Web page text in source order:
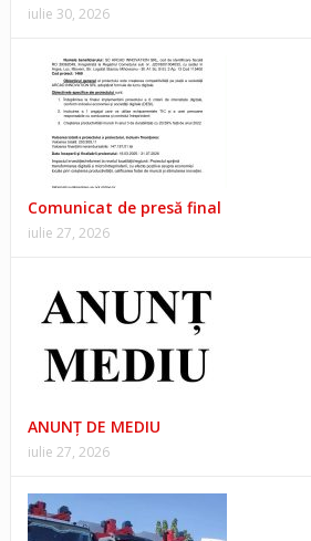
iulie 30, 2026
Comunicat de presă final
iulie 27, 2026
ANUNŢ DE MEDIU
iulie 27, 2026